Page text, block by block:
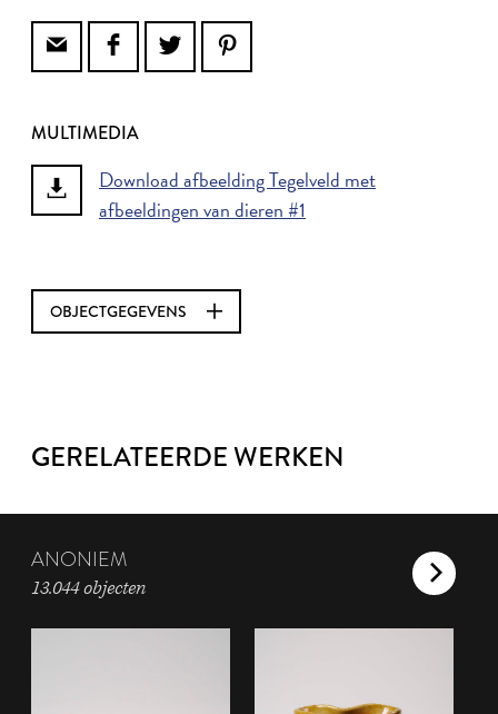
MULTIMEDIA
Download afbeelding Tegelveld met
afbeeldingen van dieren #1
OBJECTGEGEVENS
GERELATEERDE WERKEN
ANONIEM
13.044 objecten